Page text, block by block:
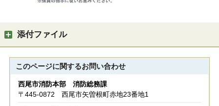
添付ファイル
このページに関するお問い合わせ
西尾市消防本部 消防総務課
〒445-0872 西尾市矢曽根町赤地23番地1